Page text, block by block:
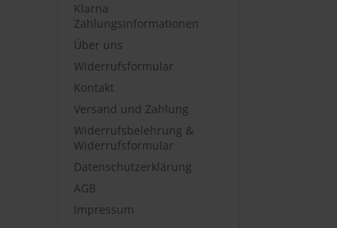
Klarna
Zahlungsinformationen
Über uns
Widerrufsformular
Kontakt
Versand und Zahlung
Widerrufsbelehrung &
Widerrufsformular
Datenschutzerklärung
AGB
Impressum